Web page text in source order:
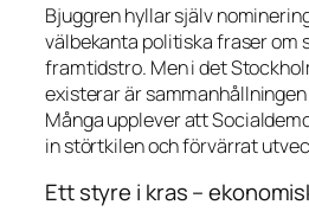
Bjuggren hyllar själv
välbekanta politiska fraser om
framtidstro. Men i det
existerar är
Många upplever att
in störtkilen och förvärrat
Ett styre i kras –